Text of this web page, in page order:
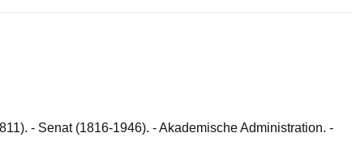
- Senat (1816-1946). - Akademische Administration. -